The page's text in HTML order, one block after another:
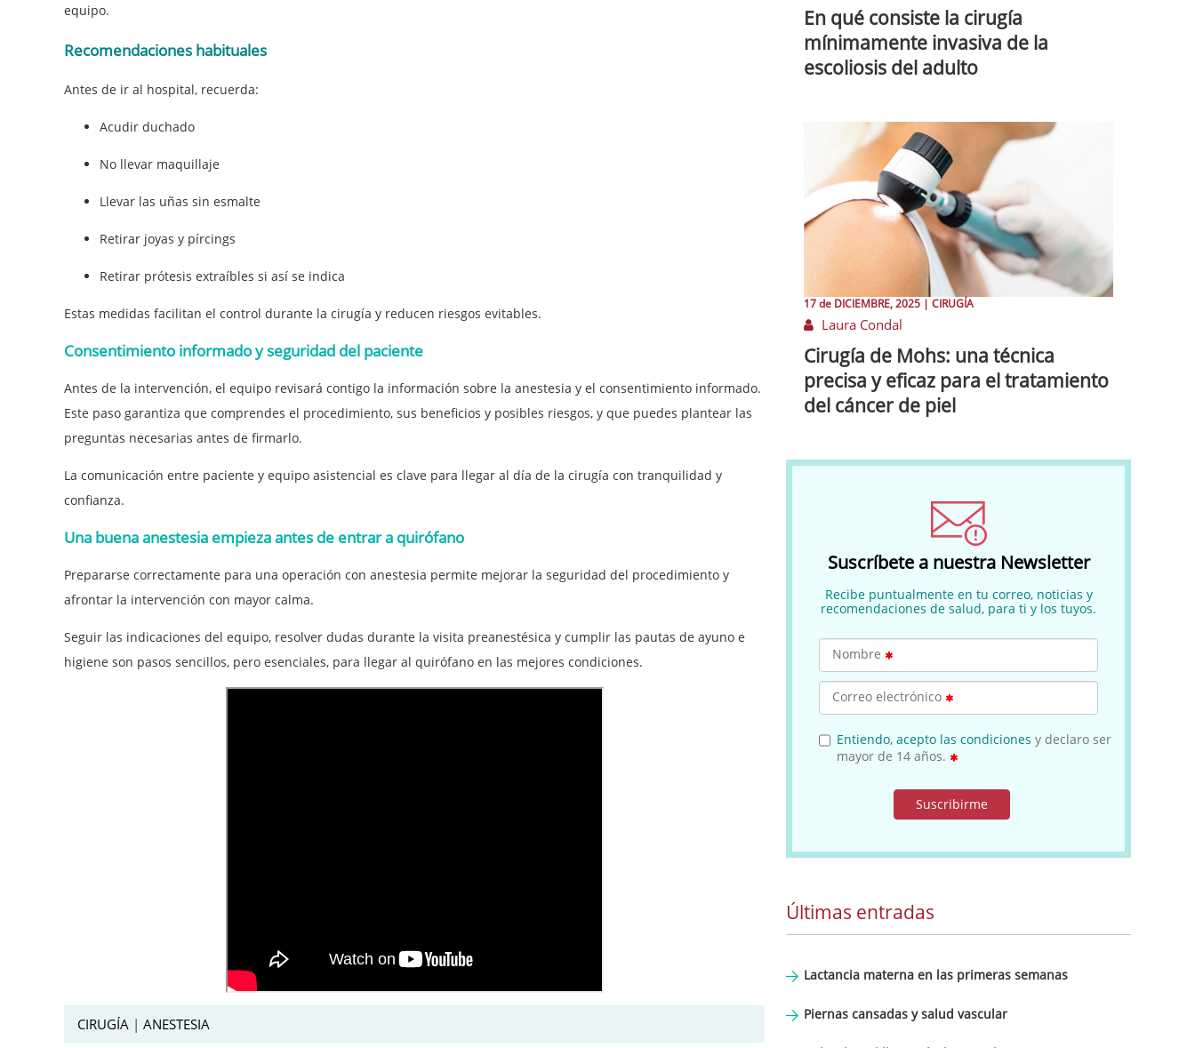
equipo.
Recomendaciones habituales
Antes de ir al hospital, recuerda:
Acudir duchado
No llevar maquillaje
Llevar las uñas sin esmalte
Retirar joyas y pírcings
Retirar prótesis extraíbles si así se indica
Estas medidas facilitan el control durante la cirugía y reducen riesgos evitables.
Consentimiento informado y seguridad del paciente
Antes de la intervención, el equipo revisará contigo la información sobre la anestesia y el consentimiento informado.
Este paso garantiza que comprendes el procedimiento, sus beneficios y posibles riesgos, y que puedes plantear las
preguntas necesarias antes de firmarlo.
La comunicación entre paciente y equipo asistencial es clave para llegar al día de la cirugía con tranquilidad y
confianza.
Una buena anestesia empieza antes de entrar a quirófano
Prepararse correctamente para una operación con anestesia permite mejorar la seguridad del procedimiento y
afrontar la intervención con mayor calma.
Seguir las indicaciones del equipo, resolver dudas durante la visita preanestésica y cumplir las pautas de ayuno e
higiene son pasos sencillos, pero esenciales, para llegar al quirófano en las mejores condiciones.
CIRUGÍA | ANESTESIA
En qué consiste la cirugía
mínimamente invasiva de la
escoliosis del adulto
17 de DICIEMBRE, 2025 | CIRUGÍA
Laura Condal
Cirugía de Mohs: una técnica
precisa y eficaz para el tratamiento
del cáncer de piel
Suscríbete a nuestra Newsletter
Recibe puntualmente en tu correo, noticias y
recomendaciones de salud, para ti y los tuyos.
Nombre
Correo electrónico
Entiendo, acepto las condiciones y declaro ser
mayor de 14 años.
Suscribirme
Últimas entradas
Lactancia materna en las primeras semanas
Piernas cansadas y salud vascular